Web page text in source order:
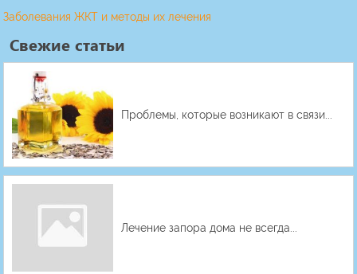
Заболевания ЖКТ и методы их лечения
Свежие статьи
Проблемы, которые возникают в связи...
Лечение запора дома не всегда...